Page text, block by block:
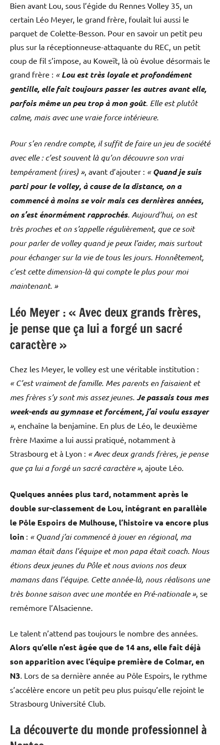
Bien avant Lou, sous l’égide du Rennes Volley 35, un
certain Léo Meyer, le grand frère, foulait lui aussi le
parquet de Colette-Besson. Pour en savoir un petit peu
plus sur la réceptionneuse-attaquante du REC, un petit
coup de fil s’impose, au Koweït, là où évolue désormais le
grand frère : «Lou est très loyale et profondément
gentille, elle fait toujours passer les autres avant elle,
parfois même un peu trop à mon goût. Elle est plutôt
calme, mais avec une vraie force intérieure.
Pour s’en rendre compte, il suffit de faire un jeu de société
avec elle : c’est souvent là qu’on découvre son vrai
tempérament (rires) », avant d’ajouter : « Quand je suis
parti pour le volley, à cause de la distance, on a
commencé à moins se voir mais ces dernières années,
on s’est énormément rapprochés. Aujourd’hui, on est
très proches et on s’appelle régulièrement, que ce soit
pour parler de volley quand je peux l’aider, mais surtout
pour échanger sur la vie de tous les jours. Honnêtement,
c’est cette dimension-là qui compte le plus pour moi
maintenant. »
Léo Meyer : « Avec deux grands frères,
je pense que ça lui a forgé un sacré
caractère »
Chez les Meyer, le volley est une véritable institution :
« C’est vraiment de famille. Mes parents en faisaient et
mes frères s’y sont mis assez jeunes. Je passais tous mes
week-ends au gymnase et forcément, j’ai voulu essayer
», enchaîne la benjamine. En plus de Léo, le deuxième
frère Maxime a lui aussi pratiqué, notamment à
Strasbourg et à Lyon : « Avec deux grands frères, je pense
que ça lui a forgé un sacré caractère », ajoute Léo.
Quelques années plus tard, notamment après le
double sur-classement de Lou, intégrant en parallèle
le Pôle Espoirs de Mulhouse, l’histoire va encore plus
loin : « Quand j’ai commencé à jouer en régional, ma
maman était dans l’équipe et mon papa était coach. Nous
étions deux jeunes du Pôle et nous avions nos deux
mamans dans l’équipe. Cette année-là, nous réalisons une
très bonne saison avec une montée en Pré-nationale », se
remémore l’Alsacienne.
Le talent n’attend pas toujours le nombre des années.
Alors qu’elle n’est âgée que de 14 ans, elle fait déjà
son apparition avec l’équipe première de Colmar, en
N3. Lors de sa dernière année au Pôle Espoirs, le rythme
s’accélère encore un petit peu plus puisqu’elle rejoint le
Strasbourg Université Club.
La découverte du monde professionnel à